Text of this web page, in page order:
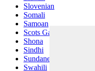
Slovenian
Somali
Samoan
Scots Gaelic
Shona
Sindhi
Sundanese
Swahili